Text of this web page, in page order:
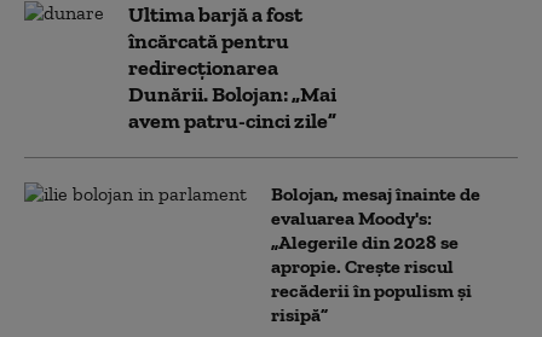
Ultima barjă a fost
încărcată pentru
redirecționarea
Dunării. Bolojan: „Mai
avem patru-cinci zile”
Bolojan, mesaj înainte de
evaluarea Moody's:
„Alegerile din 2028 se
apropie. Crește riscul
recăderii în populism și
risipă”